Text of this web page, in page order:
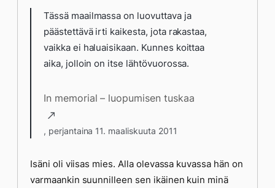
Tässä maailmassa on luovuttava ja
päästettävä irti kaikesta, jota rakastaa,
vaikka ei haluaisikaan. Kunnes koittaa
aika, jolloin on itse lähtövuorossa.
In memorial – luopumisen tuskaa
, perjantaina 11. maaliskuuta 2011
Isäni oli viisas mies. Alla olevassa kuvassa hän on
varmaankin suunnilleen sen ikäinen kuin minä